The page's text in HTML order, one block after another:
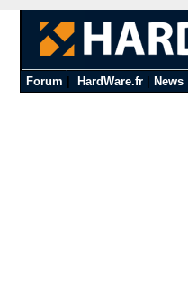
Forum HardWare.fr| News|